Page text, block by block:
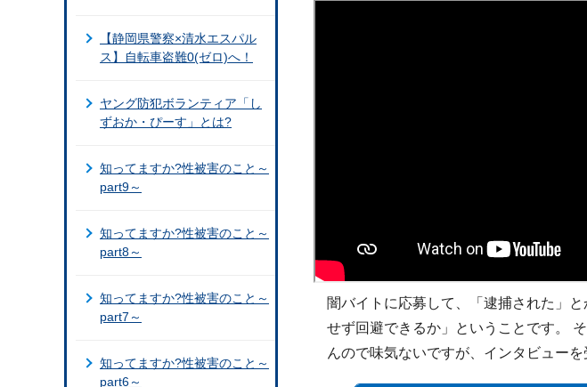
闇バイトに応募して、「逮捕された」
せず回避できるか」ということです。
んので味気ないですが、インタビュー
【静岡県警察×清水エスパル
ス】自転車盗難0(ゼロ)へ！
ヤング防犯ボランティア「し
ずおか・ぴーす」とは?
知ってますか?性被害のこと～
part9～
知ってますか?性被害のこと～
part8～
知ってますか?性被害のこと～
part7～
知ってますか?性被害のこと～
part6～